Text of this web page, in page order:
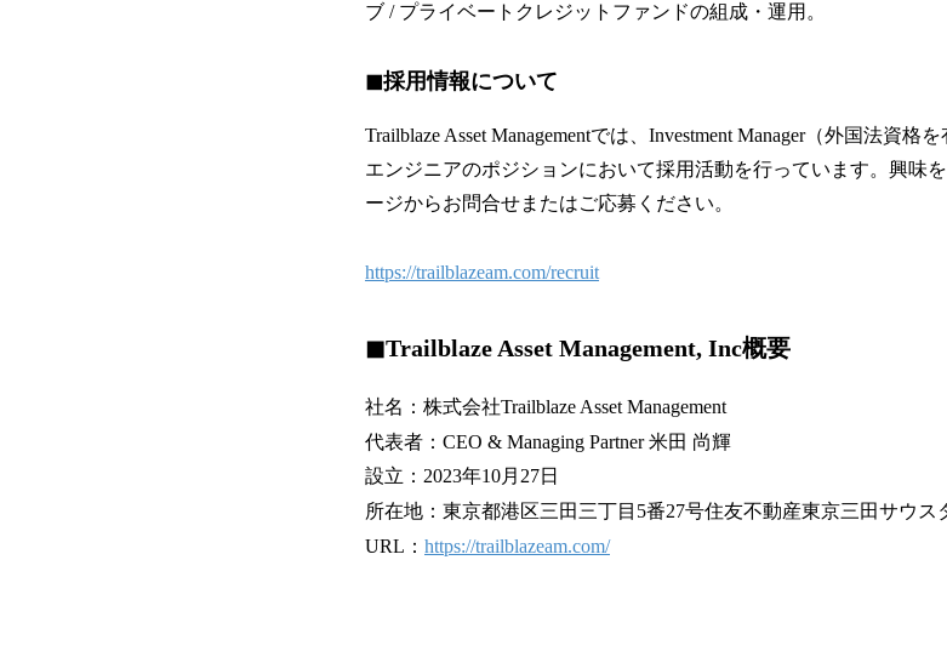
ブ / プライベートクレジットファンドの組成・運用。
◼︎採用情報について
Trailblaze Asset Managementでは、Investment Manager（外国法資格
エンジニアのポジションにおいて採用活動を行っています。興味
ージからお問合せまたはご応募ください。
https://trailblazeam.com/recruit
◼︎Trailblaze Asset Management, Inc概要
社名：株式会社Trailblaze Asset Management
代表者：CEO & Managing Partner 米田 尚輝
設立：2023年10月27日
所在地：東京都港区三田三丁目5番27号住友不動産東京三田サウス
URL： https://trailblazeam.com/